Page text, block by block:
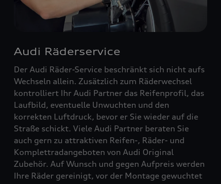
Audi Räderservice
Der Audi Räder-Service beschränkt sich nicht aufs
Wechseln allein. Zusätzlich zum Räderwechsel
kontrolliert Ihr Audi Partner das Reifenprofil, das
Laufbild, eventuelle Unwuchten und den
korrekten Luftdruck, bevor er Sie wieder auf die
Straße schickt. Viele Audi Partner beraten Sie
auch gern zu attraktiven Reifen-, Räder- und
Komplettradangeboten von Audi Original
Zubehör. Auf Wunsch und gegen Aufpreis werden
Ihre Räder gereinigt, vor der Montage gewuchtet